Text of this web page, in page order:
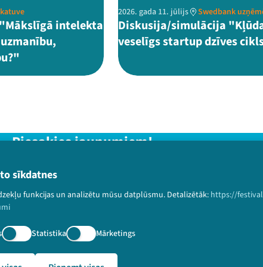
sīkdatnes
funkcijas un analizētu mūsu datplūsmu. Detalizētāk: https://
Statistika Mārketings
intelekta
2026. gada 11. jūlijs Swedbank
Diskusija/simulācija
veselīgs startup dzīves
Piesakies jaunumiem!
Nepalaid garām aktuālāko informāciju!